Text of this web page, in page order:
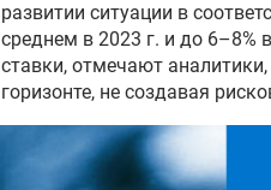
развитии ситуации в
среднем в 2023 г. и до 6–8%
ставки, отмечают
горизонте, не создавая